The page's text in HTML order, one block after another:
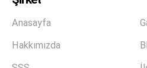
Anasayfa
Hakkımızda